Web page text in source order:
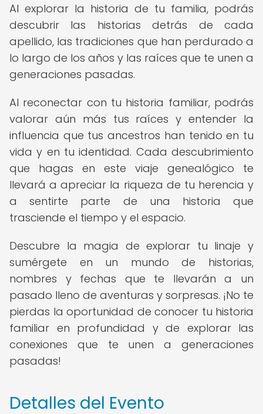
Al explorar la historia de tu familia, podrás
descubrir las historias detrás de cada
apellido, las tradiciones que han perdurado a
lo largo de los años y las raíces que te unen a
generaciones pasadas.
Al reconectar con tu historia familiar, podrás
valorar aún más tus raíces y entender la
influencia que tus ancestros han tenido en tu
vida y en tu identidad. Cada descubrimiento
que hagas en este viaje genealógico te
llevará a apreciar la riqueza de tu herencia y
a sentirte parte de una historia que
trasciende el tiempo y el espacio.
Descubre la magia de explorar tu linaje y
sumérgete en un mundo de historias,
nombres y fechas que te llevarán a un
pasado lleno de aventuras y sorpresas. ¡No te
pierdas la oportunidad de conocer tu historia
familiar en profundidad y de explorar las
conexiones que te unen a generaciones
pasadas!
Detalles del Evento